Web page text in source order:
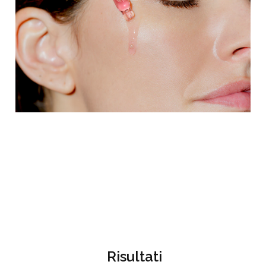
Risultati